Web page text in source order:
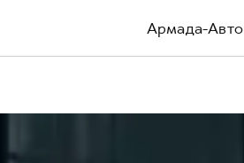
Армада-Авто